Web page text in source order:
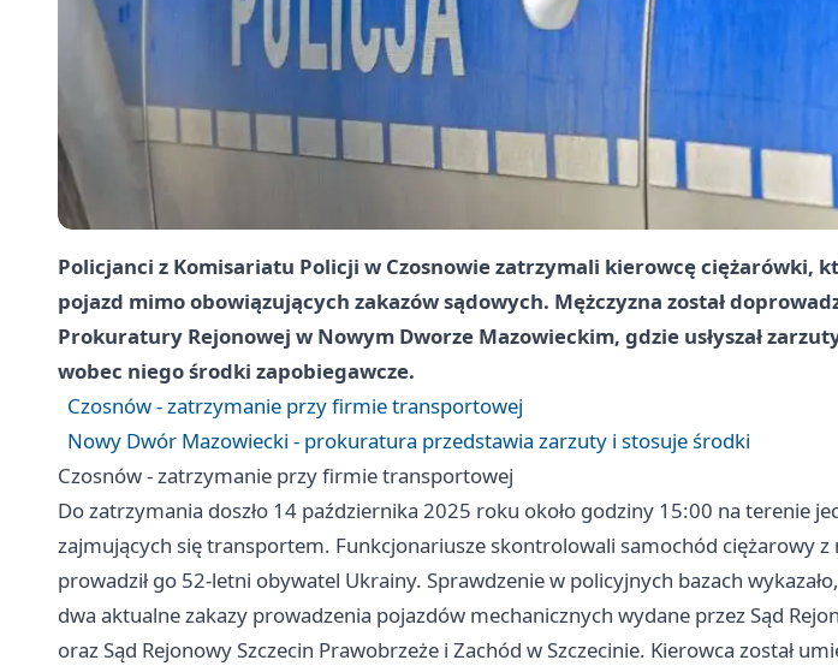
Policjanci z Komisariatu Policji w Czosnowie zatrzymali kierowcę ciężarówki,
pojazd mimo obowiązujących zakazów sądowych. Mężczyzna został
Prokuratury Rejonowej w Nowym Dworze Mazowieckim, gdzie usłyszał
wobec niego środki zapobiegawcze.
Czosnów - zatrzymanie przy firmie transportowej
Nowy Dwór Mazowiecki - prokuratura przedstawia zarzuty i stosuje środki
Czosnów - zatrzymanie przy firmie transportowej
Do zatrzymania doszło 14 października 2025 roku około godziny 15:00 na terenie
zajmujących się transportem. Funkcjonariusze skontrolowali samochód ciężarowy z
prowadził go 52-letni obywatel Ukrainy. Sprawdzenie w policyjnych bazach
dwa aktualne zakazy prowadzenia pojazdów mechanicznych wydane przez Sąd
oraz Sąd Rejonowy Szczecin Prawobrzeże i Zachód w Szczecinie. Kierowca został